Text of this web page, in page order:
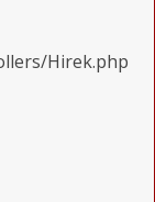
Hirek.php